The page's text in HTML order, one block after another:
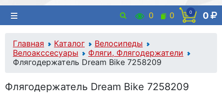
0 0 0 0
Главная Каталог
Велосипеды
Велоакссесуары
Фляги, Флягодержатели
Флягодержатель Dream Bike 7258209
Флягодержатель Dream Bike 7258209